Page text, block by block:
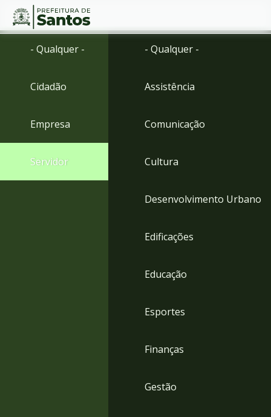
Ir
menu
para
Conteúdo
- Qualquer -
Cidadão
Empresa
Servidor
- Qualquer -
Assistência
Comunicação
Cultura
Desenvolvimento Urbano
Edificações
Educação
Esportes
Finanças
Gestão